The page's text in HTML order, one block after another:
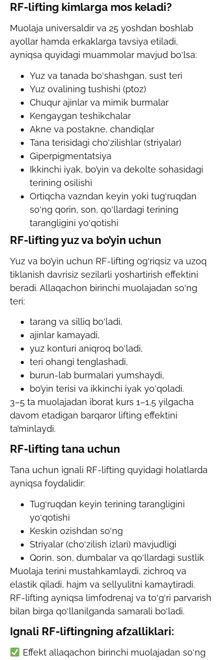
RF-lifting kimlarga mos keladi?
Muolaja universaldir va 25 yoshdan boshlab
ayollar hamda erkaklarga tavsiya etiladi,
ayniqsa quyidagi muammolar mavjud bo‘lsa:
Yuz va tanada bo‘shashgan, sust teri
Yuz ovalining tushishi (ptoz)
Chuqur ajinlar va mimik burmalar
Kengaygan teshikchalar
Akne va postakne, chandiqlar
Tana terisidagi cho‘zilishlar (striyalar)
Giperpigmentatsiya
Ikkinchi iyak, bo’yin va dekolte sohasidagi
terining osilishi
Ortiqcha vazndan keyin yoki tug‘ruqdan
so‘ng qorin, son, qo‘llardagi terining
tarangligini yo‘qotishi
RF-lifting yuz va bo’yin uchun
Yuz va bo’yin uchun RF-lifting og‘riqsiz va uzoq
tiklanish davrisiz sezilarli yoshartirish effektini
beradi. Allaqachon birinchi muolajadan so‘ng
teri:
tarang va silliq bo‘ladi,
ajinlar kamayadi,
yuz konturi aniqroq bo‘ladi,
teri ohangi tenglashadi,
burun-lab burmalari yumshaydi,
bo’yin terisi va ikkinchi iyak yo‘qoladi.
3–5 ta muolajadan iborat kurs 1–1,5 yilgacha
davom etadigan barqaror lifting effektini
ta’minlaydi.
RF-lifting tana uchun
Tana uchun ignali RF-lifting quyidagi holatlarda
ayniqsa foydalidir:
Tug‘ruqdan keyin terining tarangligini
yo‘qotishi
Keskin ozishdan so‘ng
Striyalar (cho‘zilish izlari) mavjudligi
Qorin, son, dumbalar va qo‘llardagi sustlik
Muolaja terini mustahkamlaydi, zichroq va
elastik qiladi, hajm va sellyulitni kamaytiradi.
RF-lifting ayniqsa limfodrenaj va to‘g‘ri parvarish
bilan birga qo‘llanilganda samarali bo‘ladi.
Ignali RF-liftingning afzalliklari:
Effekt allaqachon birinchi muolajadan so‘ng